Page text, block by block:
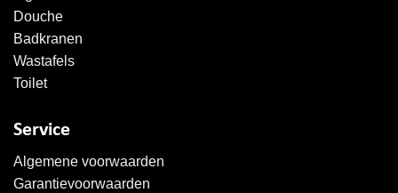
Douche
Badkranen
Wastafels
Toilet
Service
Algemene voorwaarden
Garantievoorwaarden